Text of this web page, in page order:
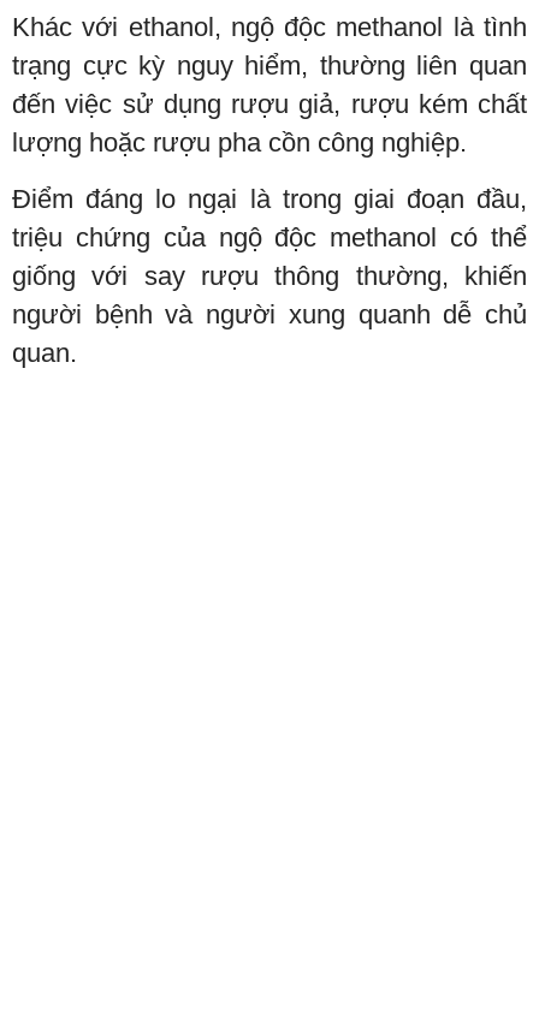
Khác với ethanol, ngộ độc methanol là tình
trạng cực kỳ nguy hiểm, thường liên quan
đến việc sử dụng rượu giả, rượu kém chất
lượng hoặc rượu pha cồn công nghiệp.
Điểm đáng lo ngại là trong giai đoạn đầu,
triệu chứng của ngộ độc methanol có thể
giống với say rượu thông thường, khiến
người bệnh và người xung quanh dễ chủ
quan.